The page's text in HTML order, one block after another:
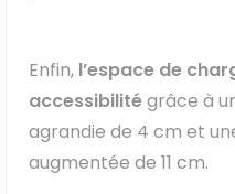
Enfin, l’espace de
accessibilitégrâce à
agrandie de 4 cm et
augmentée de 11 cm.